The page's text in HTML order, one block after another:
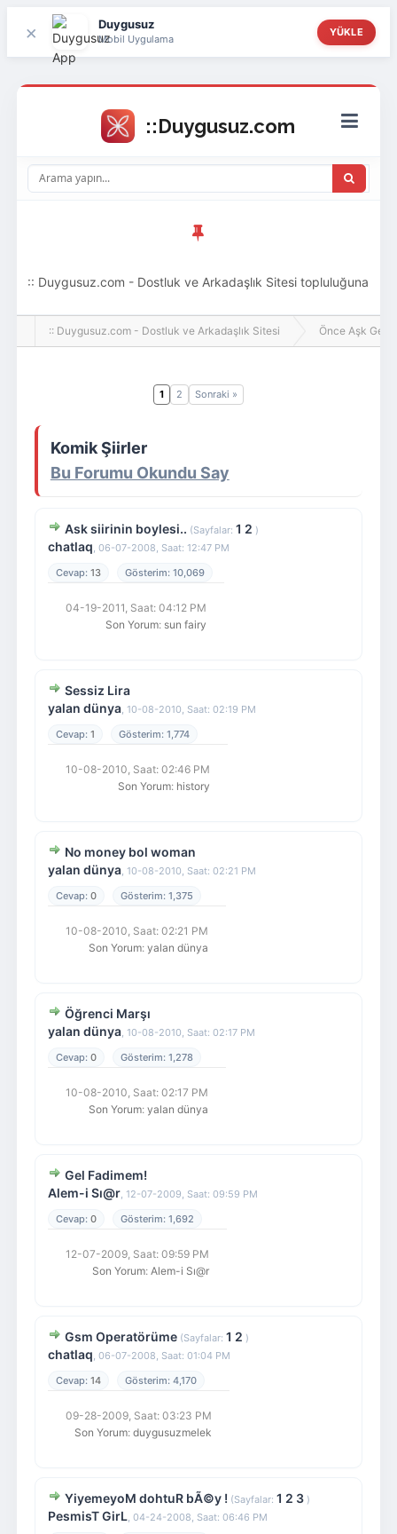
× Duygusuz
Mobil Uygulama
YÜKLE
:: Duygusuz.com - Dostluk ve Arkadaşlık Sitesi topluluğuna
hoş geldin ziyaretçi! Aramıza katılmak istersen kayıt
:: Duygusuz.com - Dostluk ve Arkadaşlık Sitesi Önce Aşk Gelir
1 2 Sonraki »
Bu Forumu Okundu Say
Komik Şiirler
Ask siirinin boylesi.. (Sayfalar: 1 2 )
chatlaq, 06-07-2008, Saat: 12:47 PM
13
10,069
04-19-2011, Saat: 04:12 PM
Son Yorum: sun fairy
Sessiz Lira
yalan dünya, 10-08-2010, Saat: 02:19 PM
1
1,774
10-08-2010, Saat: 02:46 PM
Son Yorum: history
No money bol woman
yalan dünya, 10-08-2010, Saat: 02:21 PM
0
1,375
10-08-2010, Saat: 02:21 PM
Son Yorum: yalan dünya
Öğrenci Marşı
yalan dünya, 10-08-2010, Saat: 02:17 PM
0
1,278
10-08-2010, Saat: 02:17 PM
Son Yorum: yalan dünya
Gel Fadimem!
Alem-i Sı@r, 12-07-2009, Saat: 09:59 PM
0
1,692
12-07-2009, Saat: 09:59 PM
Son Yorum: Alem-i Sı@r
Gsm Operatörüme (Sayfalar: 1 2 )
chatlaq, 06-07-2008, Saat: 01:04 PM
14
4,170
09-28-2009, Saat: 03:23 PM
Son Yorum: duygusuzmelek
YiyemeyoM dohtuR bÃ©y ! (Sayfalar: 1 2 3)
PesmisT GirL, 04-24-2008, Saat: 06:46 PM